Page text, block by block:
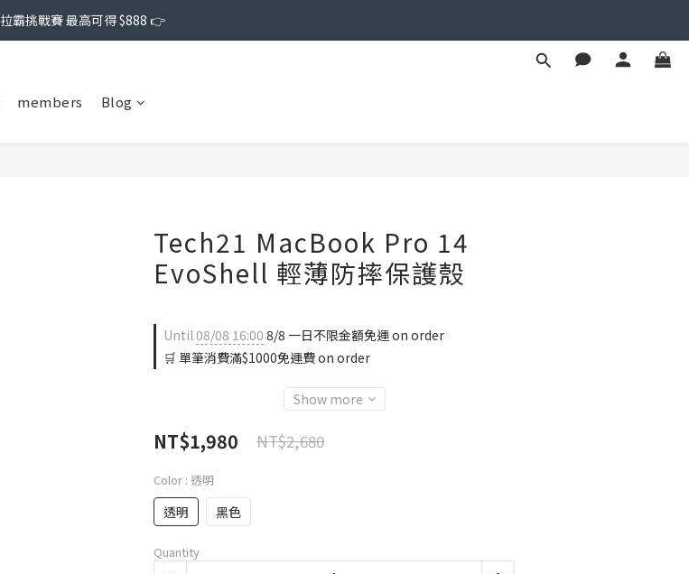
拉霸挑戰賽 最高可得 $888 👉
members Blog
Tech21 MacBook Pro 14
EvoShell 輕薄防摔保護殼
Until08/08 16:00 8/8 一日不限金額免運 on order
🛒 單筆消費滿$1000免運費 on order
Show more
NT$1,980 NT$2,680
Color : 透明
透明 黑色
Quantity